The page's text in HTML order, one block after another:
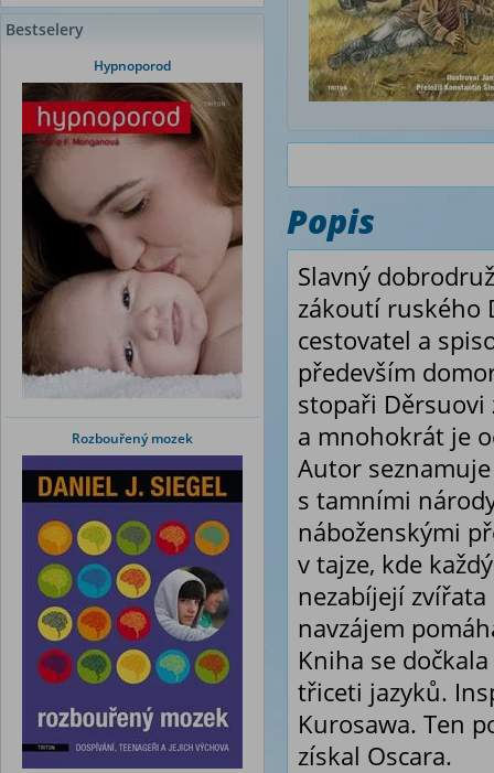
Bestselery
Hypnoporod
Rozbouřený mozek
Popis
Slavný
zákoutí ruského
cestovatel a
především
stopaři Děrsuovi
a mnohokrát je
Autor
s tamními
náboženskými
v tajze, kde
nezabíjejí
navzájem
Kniha se
třiceti jazyků.
Kurosawa. Ten
získal Oscara.